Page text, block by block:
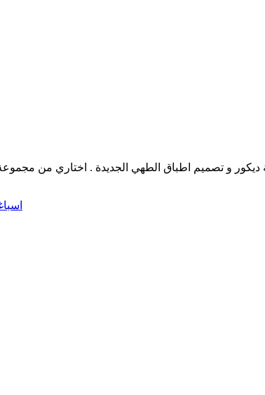
ديكور و تصميم اطباق الطهي الجديدة . اختاري من